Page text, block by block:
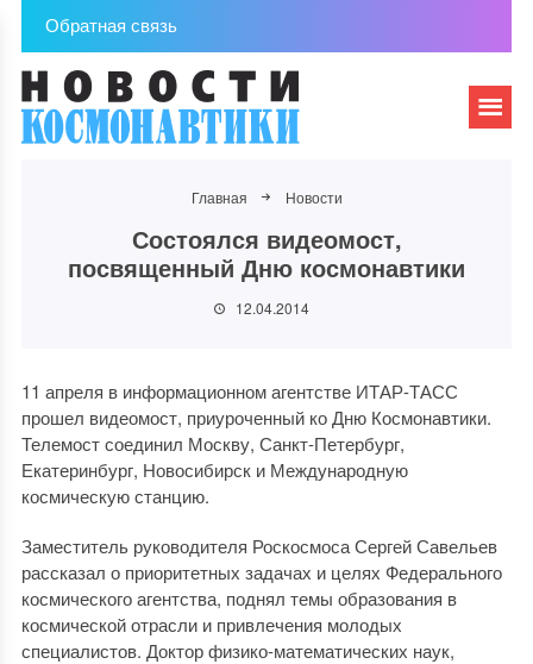
Обратная связь
Главная Новости
Состоялся видеомост,
посвященный Дню космонавтики
12.04.2014
11 апреля в информационном агентстве ИТАР-ТАСС
прошел видеомост, приуроченный ко Дню Космонавтики.
Телемост соединил Москву, Санкт-Петербург,
Екатеринбург, Новосибирск и Международную
космическую станцию.
Заместитель руководителя Роскосмоса Сергей Савельев
рассказал о приоритетных задачах и целях Федерального
космического агентства, поднял темы образования в
космической отрасли и привлечения молодых
специалистов. Доктор физико-математических наук,